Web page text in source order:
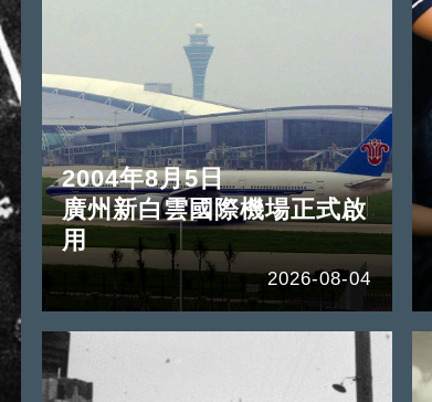
2004年8月5日
廣州新白雲國際機場正式啟
用
2026-08-04